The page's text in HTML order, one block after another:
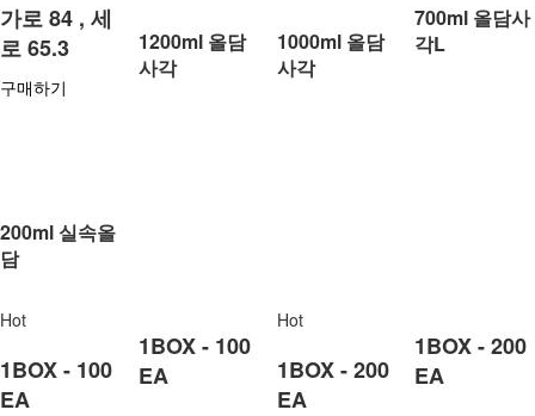
가로 84 , 세
로 65.3
구매하기
200ml 실속올
담
1200ml 올담
사각
1000ml 올담
사각
700ml 올담사
각L
Hot
1BOX - 100
EA
1BOX - 100
EA
Hot
1BOX - 200
EA
1BOX - 200
EA